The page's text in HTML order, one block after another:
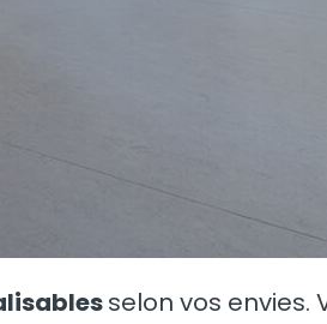
selon vos envies.